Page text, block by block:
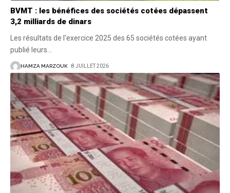
BVMT : les bénéfices des sociétés cotées dépassent
3,2 milliards de dinars
Les résultats de l'exercice 2025 des 65 sociétés cotées ayant
publié leurs
HAMZA MARZOUK 8 JUILLET 2026